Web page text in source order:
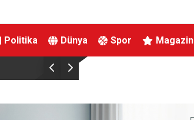
Politika Dünya Spor Magazin
Kestel’de yollar yenilenip genişletiliyor